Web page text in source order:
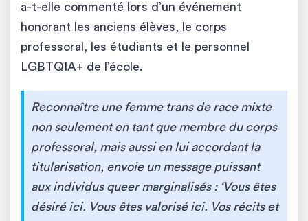
a-t-elle commenté lors d’un événement
honorant les anciens élèves, le corps
professoral, les étudiants et le personnel
LGBTQIA+ de l’école.
Reconnaître une femme trans de race mixte
non seulement en tant que membre du corps
professoral, mais aussi en lui accordant la
titularisation, envoie un message puissant
aux individus queer marginalisés : ‘Vous êtes
désiré ici. Vous êtes valorisé ici. Vos récits et